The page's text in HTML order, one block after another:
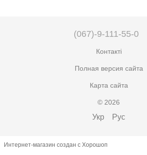
(067)-9-111-55-0
Контакті
Полная версия сайта
Карта сайта
© 2026
Укр Рус
Интернет-магазин создан с Хорошоп